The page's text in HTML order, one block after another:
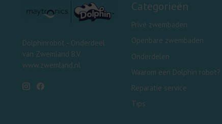
Dolphinrobot - Onderdeel
van Zwemland B.V.
www.zwemland.nl
Categorieën
Privé zwembaden
Openbare zwembaden
Onderdelen
Waarom een Dolphin robot?
Reparatie service
Tips